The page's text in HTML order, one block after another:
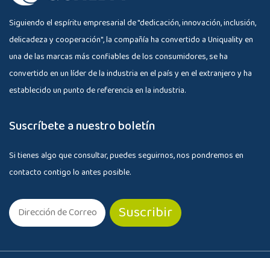
Siguiendo el espíritu empresarial de "dedicación, innovación, inclusión,
delicadeza y cooperación", la compañía ha convertido a Uniquality en
una de las marcas más confiables de los consumidores, se ha
convertido en un líder de la industria en el país y en el extranjero y ha
establecido un punto de referencia en la industria.
Suscríbete a nuestro boletín
Si tienes algo que consultar, puedes seguirnos, nos pondremos en
contacto contigo lo antes posible.